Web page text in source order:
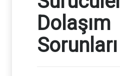
Dolaşım
Sorunları